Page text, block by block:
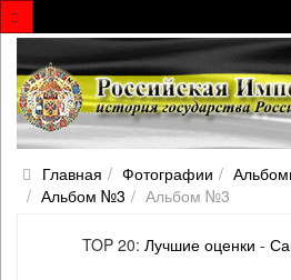
Главная Фотографии
Альбом №3
Альбом №3
TOP 20: Лучшие оценки -